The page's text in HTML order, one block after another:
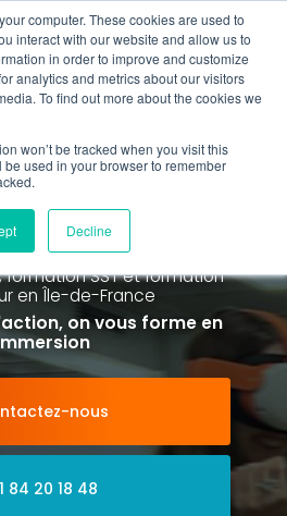
computer. These cookies are used to
interact with our website and allow us to
in order to improve and customize
analytics and metrics about our visitors
To find out more about the cookies we
won’t be tracked when you visit this
used in your browser to remember
Decline
Rappel gratuit
la formation SST et
Incendie
depuis 2015
SST et formation
en Île-de-France
on vous forme en
nous
84 20 18 48